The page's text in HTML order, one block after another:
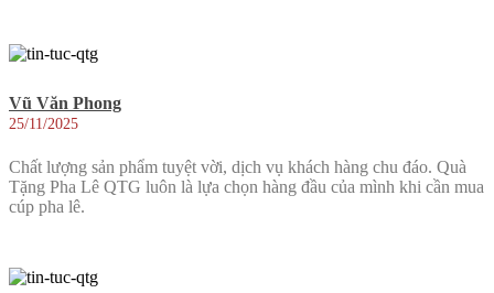
Vũ Văn Phong
25/11/2025
Chất lượng sản phẩm tuyệt vời, dịch vụ khách hàng chu đáo. Quà
Tặng Pha Lê QTG luôn là lựa chọn hàng đầu của mình khi cần mua
cúp pha lê.